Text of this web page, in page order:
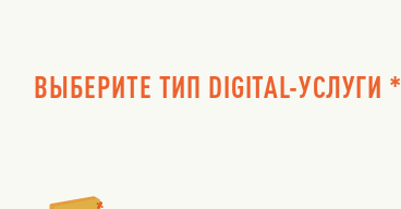
ВЫБЕРИТЕ ТИП DIGITAL-УСЛУГИ *